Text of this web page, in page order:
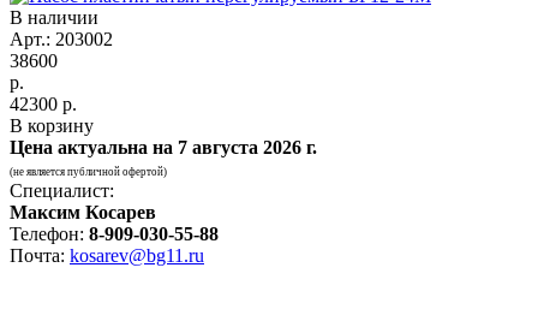
В наличии
Арт.: 203002
38600
р.
42300 р.
В корзину
Цена актуальна на 7 августа 2026 г.
(не является публичной офертой)
Специалист:
Максим Косарев
Телефон: 8-909-030-55-88
Почта: kosarev@bg11.ru